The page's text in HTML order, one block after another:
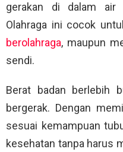
gerakan di dalam
Olahraga ini cocok
berolahraga, maupun
sendi.
Berat badan berlebih
bergerak. Dengan
sesuai kemampuan
kesehatan tanpa harus